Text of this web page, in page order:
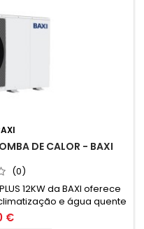
DE CALOR - BAXI
(0)
12KW da BAXI oferece
e água quente
e design compacto, é a
€